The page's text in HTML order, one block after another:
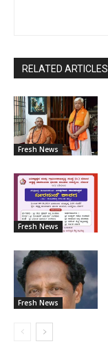
RELATED ARTICLES
Fresh News
Fresh News
Fresh News